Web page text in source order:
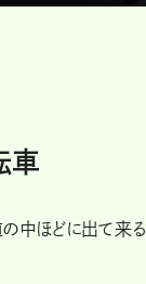
車
中ほどに出て来る